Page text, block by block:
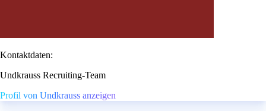
Kontaktdaten:
Undkrauss Recruiting-Team
Profil von Undkrauss anzeigen